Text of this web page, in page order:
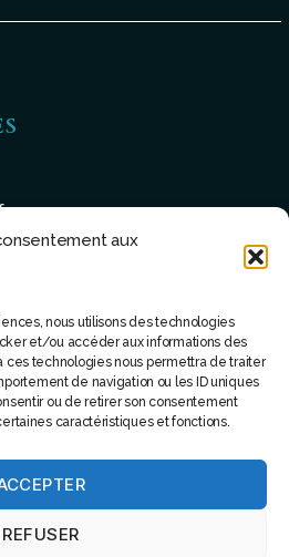
aux
nous utilisons des technologies
et/ou accéder aux informations des
ces technologies nous permettra de traiter
de navigation ou les ID uniques
ou de retirer son consentement
caractéristiques et fonctions.
REFUSER- Site réalisé par Software